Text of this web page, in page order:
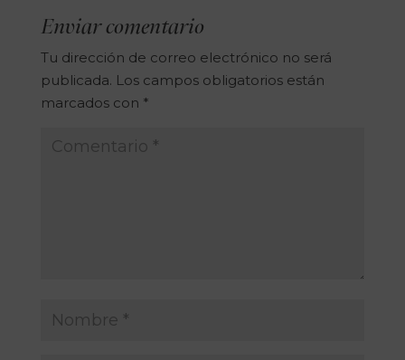
Enviar comentario
Tu dirección de correo electrónico no será
publicada. Los campos obligatorios están
marcados con *